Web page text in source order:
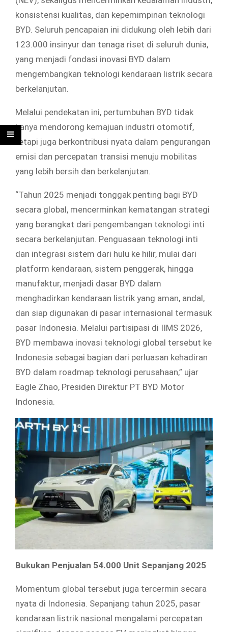
konsistensi kualitas, dan kepemimpinan teknologi
BYD. Seluruh pencapaian ini didukung oleh lebih dari
123.000 insinyur dan tenaga riset di seluruh dunia,
yang menjadi fondasi inovasi BYD dalam
mengembangkan teknologi kendaraan listrik secara
berkelanjutan.
Melalui pendekatan ini, pertumbuhan BYD tidak
hanya mendorong kemajuan industri otomotif,
tetapi juga berkontribusi nyata dalam pengurangan
emisi dan percepatan transisi menuju mobilitas
yang lebih bersih dan berkelanjutan.
“Tahun 2025 menjadi tonggak penting bagi BYD
secara global, mencerminkan kematangan strategi
yang berangkat dari pengembangan teknologi inti
secara berkelanjutan. Penguasaan teknologi inti
dan integrasi sistem dari hulu ke hilir, mulai dari
platform kendaraan, sistem penggerak, hingga
manufaktur, menjadi dasar BYD dalam
menghadirkan kendaraan listrik yang aman, andal,
dan siap digunakan di pasar internasional termasuk
pasar Indonesia. Melalui partisipasi di IIMS 2026,
BYD membawa inovasi teknologi global tersebut ke
Indonesia sebagai bagian dari perluasan kehadiran
BYD dalam roadmap teknologi perusahaan,” ujar
Eagle Zhao, Presiden Direktur PT BYD Motor
Indonesia.
Bukukan Penjualan 54.000 Unit Sepanjang 2025
Momentum global tersebut juga tercermin secara
nyata di Indonesia. Sepanjang tahun 2025, pasar
kendaraan listrik nasional mengalami percepatan